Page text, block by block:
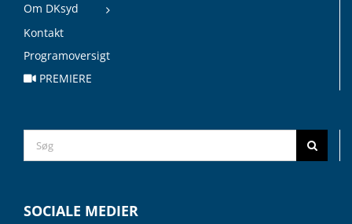
Om DKsyd
Kontakt
Programoversigt
PREMIERE
Search
for:
SOCIALE MEDIER